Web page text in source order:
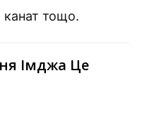
канат тощо.
Імджа Це